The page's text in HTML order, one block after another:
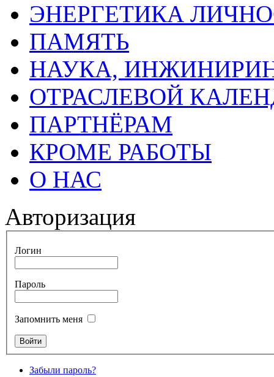
ЭНЕРГЕТИКА
ПАМЯТЬ
НАУКА,
ОТРАСЛЕВОЙ
ПАРТНЁРАМ
КРОМЕ РАБОТЫ
О НАС
Авторизация
Логин
Пароль
Запомнить меня
Забыли пароль?